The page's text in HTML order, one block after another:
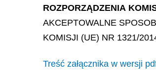
ROZPORZĄDZENIA
AKCEPTOWALNE
KOMISJI (UE) NR 1321/
Treść załącznika w wersji